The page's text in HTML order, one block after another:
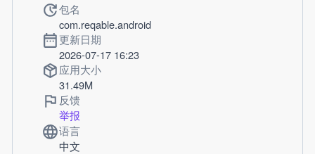
包名
com.reqable.android
更新日期
2026-07-17 16:23
应用大小
31.49M
反馈
举报
语言
中文